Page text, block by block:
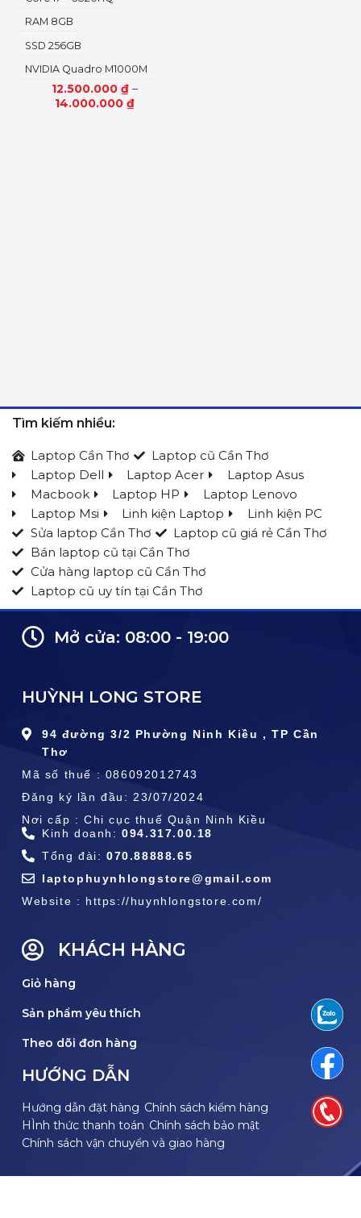
12.500.000 ₫–
14.000.000 ₫
NVIDIA Quadro M1000M
SSD 256GB
RAM 8GB
Tìm kiếm nhiều:
Laptop Cần Thơ
Laptop cũ Cần Thơ
Laptop Dell
Laptop Acer
Laptop Asus
Macbook
Laptop HP
Laptop Lenovo
Laptop Msi
Linh kiện Laptop
Linh kiện PC
Sửa laptop Cần Thơ
Laptop cũ giá rẻ Cần Thơ
Bán laptop cũ tại Cần Thơ
Cửa hàng laptop cũ Cần Thơ
Laptop cũ uy tín tại Cần Thơ
Mở cửa: 08:00 - 19:00
HUỲNH LONG STORE
94 đường 3/2 Phường Ninh Kiều , TP Cần
Thơ
Mã số thuế : 086092012743
Đăng ký lần đầu: 23/07/2024
Nơi cấp : Chi cục thuế Quận Ninh Kiều
Kinh doanh:094.317.00.18
Tổng đài: 070.88888.65
laptophuynhlongstore@gmail.com
Website : https://huynhlongstore.com/
KHÁCH HÀNG
Giỏ hàng
Sản phẩm yêu thích
Theo dõi đơn hàng
HƯỚNG DẪN
Hướng dẫn đặt hàng Chính sách kiểm hàng
HÌnh thức thanh toán Chính sách bảo mật
Chính sách vận chuyển và giao hàng